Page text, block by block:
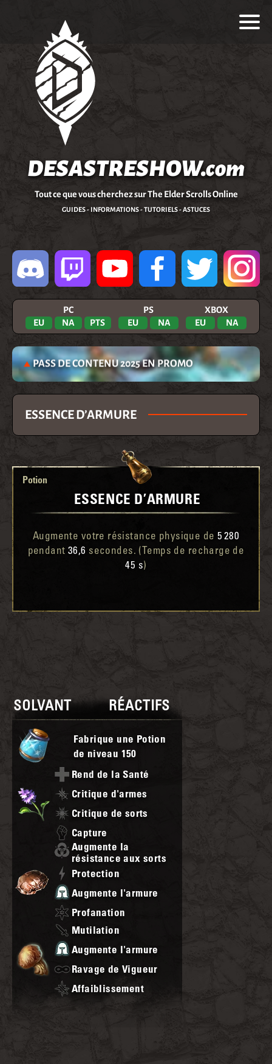
DESASTRESHOW.com
Tout ce que vous cherchez sur The Elder Scrolls Online
GUIDES - INFORMATIONS - TUTORIELS - ASTUCES
PC
EU
NA PTS
PS
EU
NA
XBOX
EU
NA
PASS DE CONTENU 2025 EN PROMO
ESSENCE D’ARMURE
Potion
ESSENCE D’ARMURE
Augmente votre résistance physique de 5 280
pendant36,6 secondes. (Temps de recharge de
45 s)
SOLVANT RÉACTIFS
Fabrique une Potion
de niveau 150
Rend de la Santé
Critique d'armes
Critique de sorts
Capture
Augmente la
résistance aux sorts
Protection
Augmente l'armure
Profanation
Mutilation
Augmente l'armure
Ravage de Vigueur
Affaiblissement